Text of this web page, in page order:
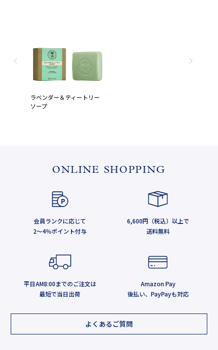
ラベンダー＆ティートリー
ソープ
ONLINE SHOPPING
会員ランクに応じて
2～4％ポイント付与
6,600円（税込）以上で
送料無料
平日AM8:00までのご注文は
最短で当日出荷
Amazon Pay
後払い、PayPayも対応
よくあるご質問